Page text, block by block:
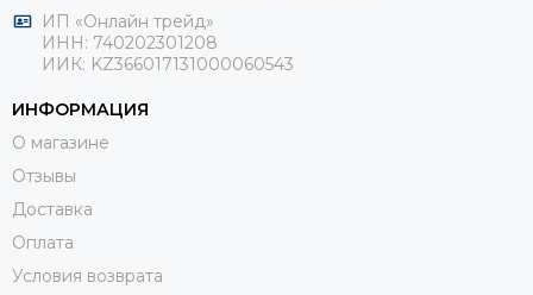
ИП «Онлайн трейд»
ИНН: 740202301208
ИИК: KZ366017131000060543
ИНФОРМАЦИЯ
О магазине
Отзывы
Доставка
Оплата
Условия возврата